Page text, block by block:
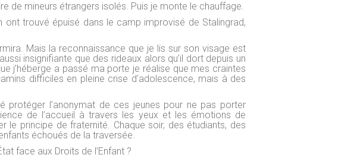
de mineurs étrangers isolés. Puis je monte le chauffage.
trouvé épuisé dans le camp improvisé de Stalingrad,
Mais la reconnaissance que je lis sur son visage est
insignifiante que des rideaux alors qu’il dort depuis un
j’héberge a passé ma porte je réalise que mes craintes
difficiles en pleine crise d’adolescence, mais à des
protéger l’anonymat de ces jeunes pour ne pas porter
de l’accueil à travers les yeux et les émotions de
le principe de fraternité. Chaque soir, des étudiants, des
échoués de la traversée.
face aux Droits de l’Enfant ?